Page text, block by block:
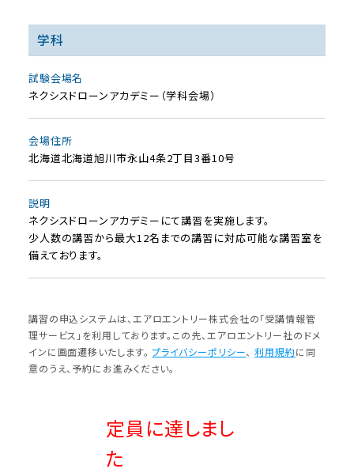
学科
試験会場名
ネクシスドローンアカデミー（学科会場）
会場住所
北海道北海道旭川市永山4条2丁目3番10号
説明
ネクシスドローンアカデミーにて講習を実施します。
少人数の講習から最大12名までの講習に対応可能な講習室を
備えております。
講習の申込システムは、エアロエントリー株式会社の「受講情報管
理サービス」を利⽤しております。この先、エアロエントリー社のドメ
インに画⾯遷移いたします。 プライバシーポリシー、利⽤規約に同
意のうえ、予約にお進みください。
定員に達しまし
た